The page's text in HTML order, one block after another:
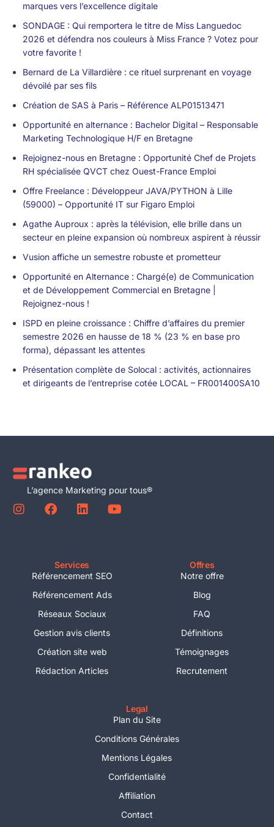
marques vers l’excellence digitale
SONDAGE : Qui remportera le titre de Miss Languedoc
2026 et défendra nos couleurs à Miss France ? Votez pour
votre favorite !
Bernard de La Villardière : ce rituel surprenant en voyage
dévoilé par ses fils
Création de SAS à Paris – Référence ALP01513471
Opportunité en alternance : Bachelor Digital – Responsable
Marketing Technologique H/F en Bretagne
Rejoignez-nous en Bretagne : Opportunité Chef de Projets
RH spécialisée QVCT chez Ouest-France Emploi
Offre Freelance : Développeur JAVA/PYTHON à Lille
(59000) – Opportunité IT sur Figaro Emploi
Agathe Auproux : après la télévision, elle brille dans un
secteur en pleine expansion où nombreux aspirent à réussir
Vusion affiche un semestre robuste et prometteur
Opportunité en Alternance : Chargé(e) de Communication
et de Développement Commercial en Bretagne |
Rejoignez-nous !
ISPD en pleine croissance : Chiffre d’affaires du premier
semestre 2026 en hausse de 18 % (23 % en base pro
forma), dépassant les attentes
Présentation complète de Solocal : activités, actionnaires
et dirigeants de l’entreprise cotée LOCAL – FR001400SA10
L’agence Marketing pour tous®
Services
Référencement SEO
Référencement Ads
Réseaux Sociaux
Gestion avis clients
Création site web
Rédaction Articles
Offres
Notre offre
Blog
FAQ
Définitions
Témoignages
Recrutement
Legal
Plan du Site
Conditions Générales
Mentions Légales
Confidentialité
Affiliation
Contact